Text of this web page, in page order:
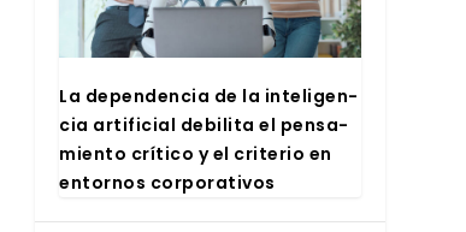
La depen­den­cia de la inte­li­gen­
cia arti­fi­cial debi­li­ta el pen­sa­
mien­to crí­ti­co y el cri­te­rio en
entor­nos cor­po­ra­ti­vos